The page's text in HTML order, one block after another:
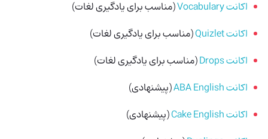
اکانت Vocabulary
(مناسب برای یادگیری لغات)
اکانت Quizlet
(مناسب برای یادگیری لغات)
اکانت Drops
(مناسب برای یادگیری لغات)
اکانت ABA English
(پیشنهادی)
اکانت Cake English
(پیشنهادی)